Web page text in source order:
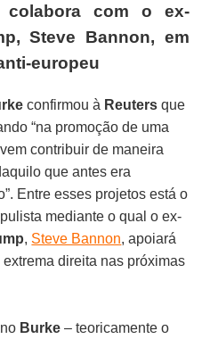
colabora com o ex-
Steve Bannon, em
europeu
confirmou à Reuters que
“na promoção de uma
contribuir de maneira
que antes era
Entre esses projetos está o
mediante o qual o ex-
, Steve Bannon, apoiará
direita nas próximas
Burke – teoricamente o